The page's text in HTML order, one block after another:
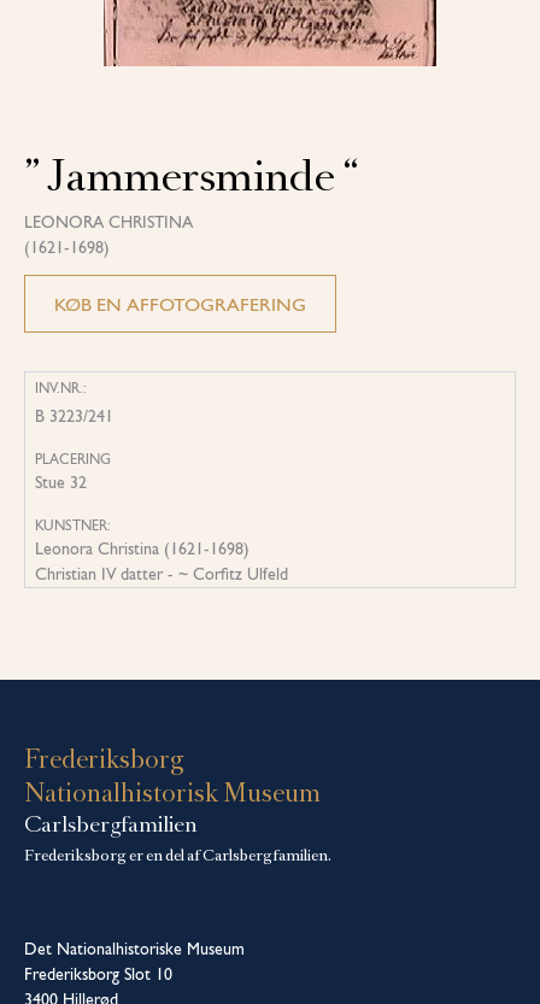
” Jammersminde “
LEONORA CHRISTINA
(1621-1698)
KØB EN AFFOTOGRAFERING
INV.NR.:
B 3223/241
PLACERING
Stue 32
KUNSTNER:
Leonora Christina (1621-1698)
Christian IV datter - ~ Corfitz Ulfeld
Frederiksborg
Nationalhistorisk Museum
Carlsbergfamilien
Frederiksborg er en del af Carlsbergfamilien.
Det Nationalhistoriske Museum
Frederiksborg Slot 10
3400 Hillerød